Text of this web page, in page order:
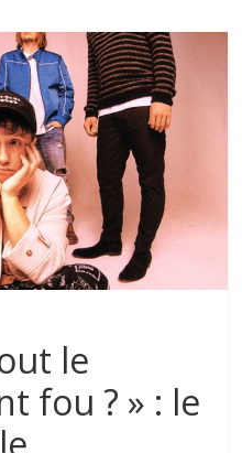
le
fou ? » : le